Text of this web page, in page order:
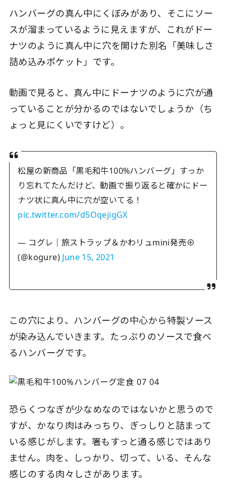
ハンバーグの真ん中にくぼみがあり、そこにソー
スが溜まっているように見えますが、これがドー
ナツのように真ん中に穴を開けた別名「美味しさ
詰め込みポケット」です。
動画で見ると、真ん中にドーナツのように穴が通
っていることが分かるのではないでしょうか（ち
ょっと見にくいですけど）。
松屋の新商品「黒毛和牛100%ハンバーグ」すっか
り忘れてたんだけど、動画で振り返ると確かにドー
ナツ状に真ん中に穴が空いてる！
pic.twitter.com/d5OqejigGX
— コグレ｜旅ストラップ＆かわリュmini発売⊕
(@kogure) June 15, 2021
この穴により、ハンバーグの中心から特製ソース
が染み込んでいきます。たっぷりのソースで食べ
るハンバーグです。
恐らくつなぎが少なめなのではないかと思うので
すが、かなり肉はみっちり、ぎっしりと詰まって
いる感じがします。箸もすっと通る感じではあり
ません。肉を、しっかり、切って、いる、そんな
感じのする肉々しさがあります。